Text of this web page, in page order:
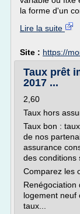
la forme d'un
Lire la suite
Site : https://
Taux prêt
2017 ...
2,60
Taux hors
Taux bon :
de nos
assurance
des conditions
Comparez les
Renégociation
logement neuf
taux...